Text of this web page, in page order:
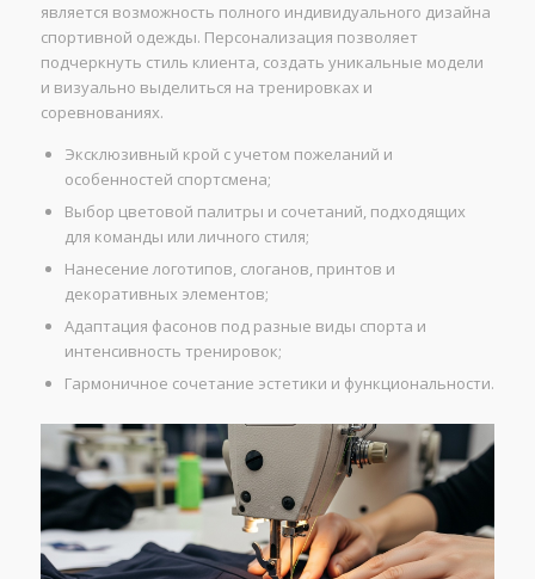
является возможность полного индивидуального дизайна
спортивной одежды. Персонализация позволяет
подчеркнуть стиль клиента, создать уникальные модели
и визуально выделиться на тренировках и
соревнованиях.
Эксклюзивный крой с учетом пожеланий и
особенностей спортсмена;
Выбор цветовой палитры и сочетаний, подходящих
для команды или личного стиля;
Нанесение логотипов, слоганов, принтов и
декоративных элементов;
Адаптация фасонов под разные виды спорта и
интенсивность тренировок;
Гармоничное сочетание эстетики и функциональности.